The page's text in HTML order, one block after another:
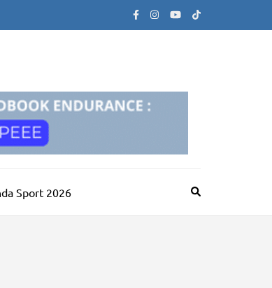
Sport 2026